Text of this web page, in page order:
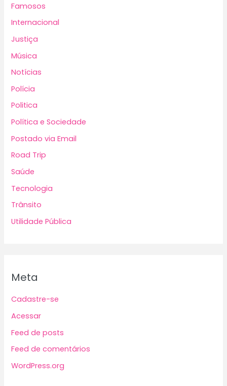
Famosos
Internacional
Justiça
Música
Notícias
Polícia
Politica
Política e Sociedade
Postado via Email
Road Trip
Saúde
Tecnologia
Trânsito
Utilidade Pública
Meta
Cadastre-se
Acessar
Feed de posts
Feed de comentários
WordPress.org